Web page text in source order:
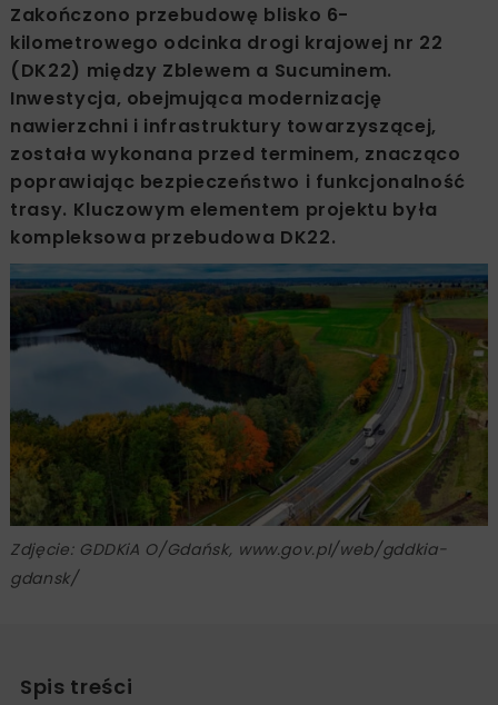
Zakończono przebudowę blisko 6-
kilometrowego odcinka drogi krajowej nr 22
(DK22) między Zblewem a Sucuminem.
Inwestycja, obejmująca modernizację
nawierzchni i infrastruktury towarzyszącej,
została wykonana przed terminem, znacząco
poprawiając bezpieczeństwo i funkcjonalność
trasy. Kluczowym elementem projektu była
kompleksowa przebudowa DK22.
Zdjęcie: GDDKiA O/Gdańsk, www.gov.pl/web/gddkia-
gdansk/
Spis treści